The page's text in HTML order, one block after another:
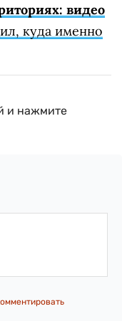
видео
куда именно
и нажмите